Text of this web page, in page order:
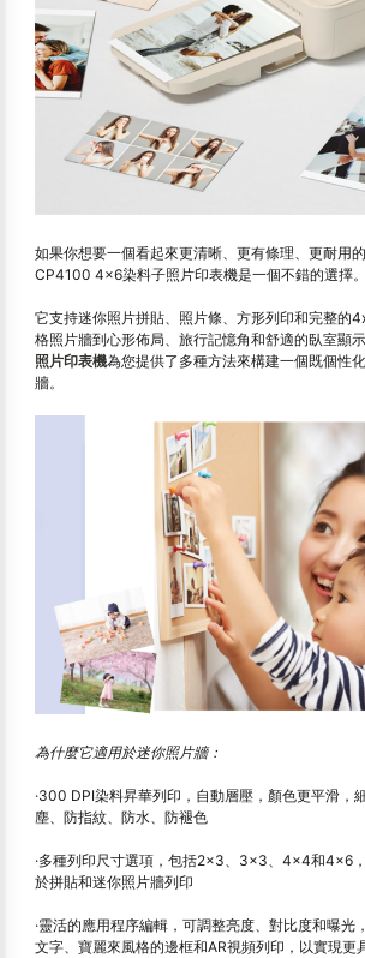
如果你想要一個看起來更清晰、更有條理、更耐用
CP4100 4×6染料子照片印表機是一個不錯的選擇。
它支持迷你照片拼貼、照片條、方形列印和完整的
格照片牆到心形佈局、旅行記憶角和舒適的臥室顯
照片印表機為您提供了多種方法來構建一個既個性
牆。
為什麼它適用於迷你照片牆：
·300 DPI染料昇華列印，自動層壓，顏色更平滑，
塵、防指紋、防水、防褪色
·多種列印尺寸選項，包括2×3、3×3、4×4和4×6
於拼貼和迷你照片牆列印
·靈活的應用程序編輯，可調整亮度、對比度和曝光
文字、寶麗來風格的邊框和AR視頻列印，以實現更